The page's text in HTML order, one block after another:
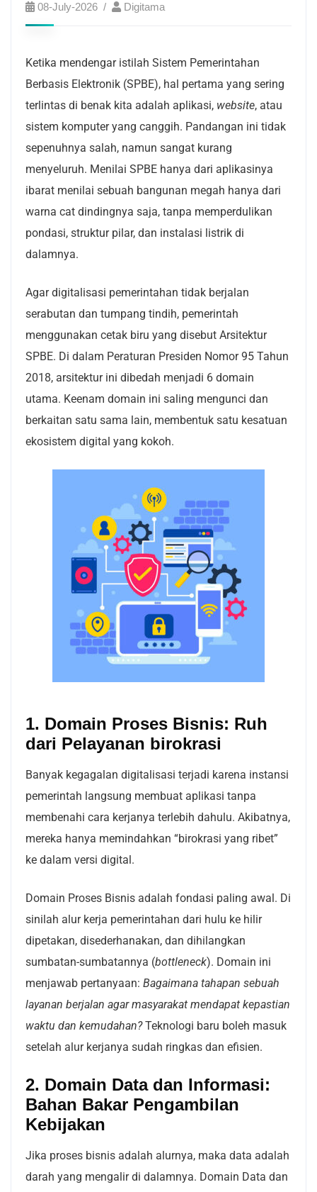
08-July-2026 Digitama
Ketika mendengar istilah Sistem Pemerintahan
Berbasis Elektronik (SPBE), hal pertama yang sering
terlintas di benak kita adalah aplikasi, website, atau
sistem komputer yang canggih. Pandangan ini tidak
sepenuhnya salah, namun sangat kurang
menyeluruh. Menilai SPBE hanya dari aplikasinya
ibarat menilai sebuah bangunan megah hanya dari
warna cat dindingnya saja, tanpa memperdulikan
pondasi, struktur pilar, dan instalasi listrik di
dalamnya.
Agar digitalisasi pemerintahan tidak berjalan
serabutan dan tumpang tindih, pemerintah
menggunakan cetak biru yang disebut Arsitektur
SPBE. Di dalam Peraturan Presiden Nomor 95 Tahun
2018, arsitektur ini dibedah menjadi 6 domain
utama. Keenam domain ini saling mengunci dan
berkaitan satu sama lain, membentuk satu kesatuan
ekosistem digital yang kokoh.
1. Domain Proses Bisnis: Ruh
dari Pelayanan birokrasi
Banyak kegagalan digitalisasi terjadi karena instansi
pemerintah langsung membuat aplikasi tanpa
membenahi cara kerjanya terlebih dahulu. Akibatnya,
mereka hanya memindahkan “birokrasi yang ribet”
ke dalam versi digital.
Domain Proses Bisnis adalah fondasi paling awal. Di
sinilah alur kerja pemerintahan dari hulu ke hilir
dipetakan, disederhanakan, dan dihilangkan
sumbatan-sumbatannya (bottleneck). Domain ini
menjawab pertanyaan: Bagaimana tahapan sebuah
layanan berjalan agar masyarakat mendapat kepastian
waktu dan kemudahan?Teknologi baru boleh masuk
setelah alur kerjanya sudah ringkas dan efisien.
2. Domain Data dan Informasi:
Bahan Bakar Pengambilan
Kebijakan
Jika proses bisnis adalah alurnya, maka data adalah
darah yang mengalir di dalamnya. Domain Data dan